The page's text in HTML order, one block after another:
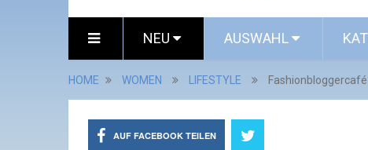
NEU AUSWAHL
HOME WOMEN LIFESTYLE
AUF FACEBOOK TEILEN